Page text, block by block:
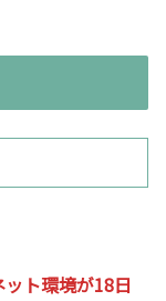
ト環境が18日